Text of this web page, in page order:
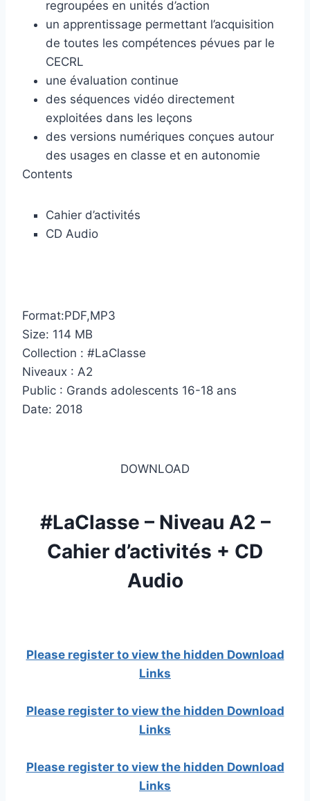
regroupées en unités d’action
un apprentissage permettant l’acquisition
de toutes les compétences pévues par le
CECRL
une évaluation continue
des séquences vidéo directement
exploitées dans les leçons
des versions numériques conçues autour
des usages en classe et en autonomie
Contents
Cahier d’activités
CD Audio
Format:PDF,MP3
Size: 114 MB
Collection : #LaClasse
Niveaux : A2
Public : Grands adolescents 16-18 ans
Date: 2018
DOWNLOAD
#LaClasse – Niveau A2 –
Cahier d’activités + CD
Audio
Please register to view the hidden Download
Links
Please register to view the hidden Download
Links
Please register to view the hidden Download
Links